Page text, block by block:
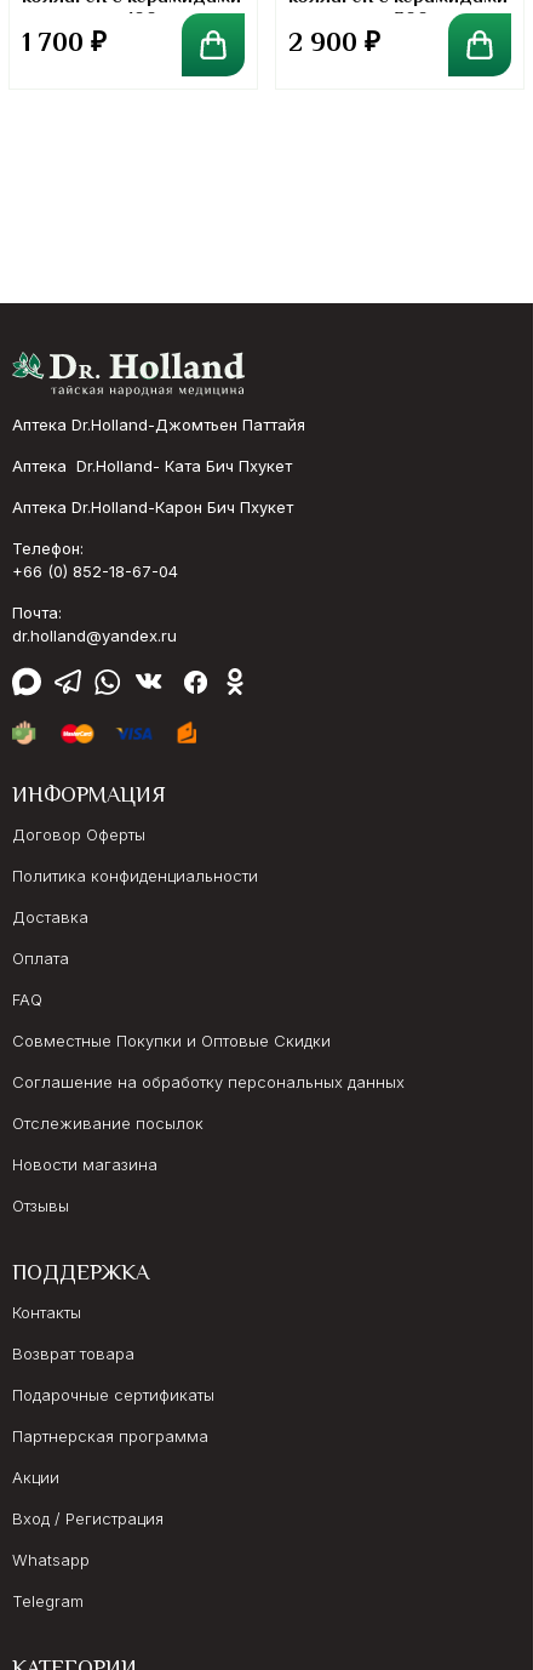
в порошке. 100 грамм
1 700 ₽
в порошке. 300 грамм
2 900 ₽
Аптека Dr.Holland-Джомтьен Паттайя
Аптека Dr.Holland- Ката Бич Пхукет
Аптека Dr.Holland-Карон Бич Пхукет
Телефон:
+66 (0) 852-18-67-04
Почта:
dr.holland@yandex.ru
ИНФОРМАЦИЯ
Договор Оферты
Политика конфиденциальности
Доставка
Оплата
FAQ
Совместные Покупки и Оптовые Скидки
Соглашение на обработку персональных данных
Отслеживание посылок
Новости магазина
Отзывы
ПОДДЕРЖКА
Контакты
Возврат товара
Подарочные сертификаты
Партнерская программа
Акции
Вход / Регистрация
Whatsapp
Telegram